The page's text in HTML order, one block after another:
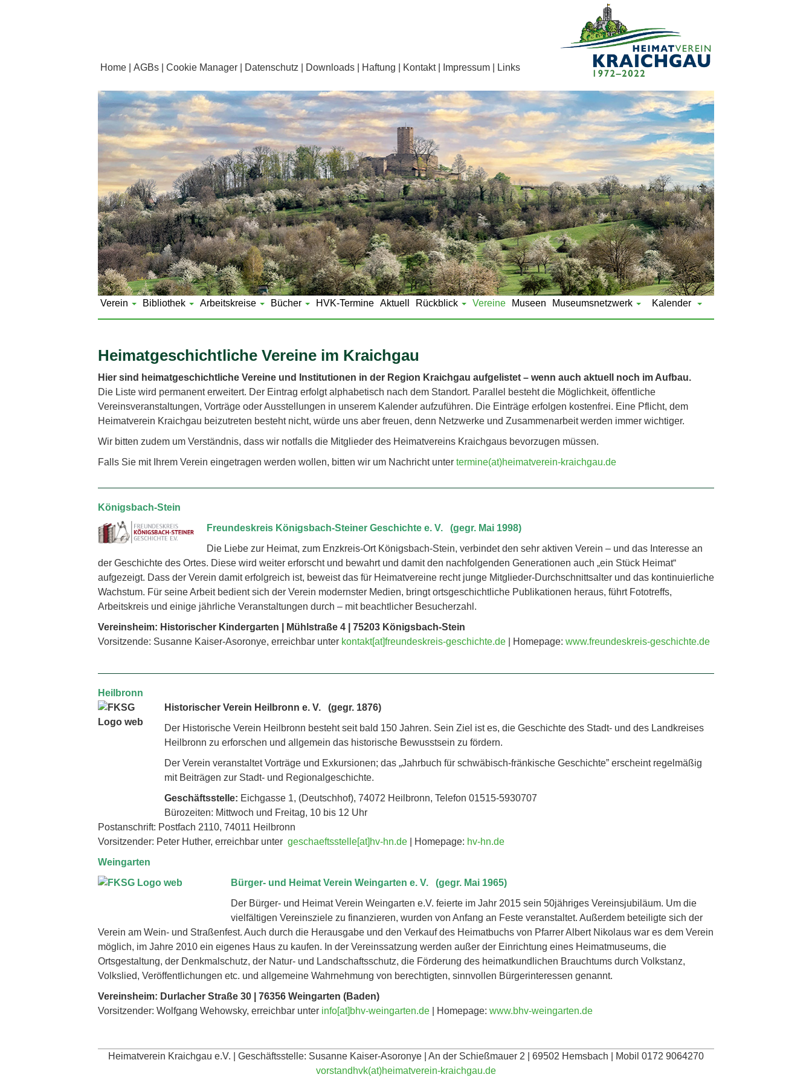
Home AGBs Cookie Manager Datenschutz Downloads Haftung Kontakt Impressum Links
Verein Bibliothek Arbeitskreise Bücher HVK-Termine Aktuell Rückblick Vereine Museen Museumsnetzwerk Kalender
Heimatgeschichtliche Vereine im Kraichgau
Hier sind heimatgeschichtliche Vereine und Institutionen in der Region Kraichgau aufgelistet – wenn auch aktuell noch im Aufbau.
Die Liste wird permanent erweitert. Der Eintrag erfolgt alphabetisch nach dem Standort. Parallel besteht die Möglichkeit, öffentliche
Vereinsveranstaltungen, Vorträge oder Ausstellungen in unserem Kalender aufzuführen. Die Einträge erfolgen kostenfrei. Eine Pflicht, dem
Heimatverein Kraichgau beizutreten besteht nicht, würde uns aber freuen, denn Netzwerke und Zusammenarbeit werden immer wichtiger.
Wir bitten zudem um Verständnis, dass wir notfalls die Mitglieder des Heimatvereins Kraichgaus bevorzugen müssen.
Falls Sie mit Ihrem Verein eingetragen werden wollen, bitten wir um Nachricht unter termine(at)heimatverein-kraichgau.de
Königsbach-Stein
Freundeskreis Königsbach-Steiner Geschichte e. V. (gegr. Mai 1998)
Die Liebe zur Heimat, zum Enzkreis-Ort Königsbach-Stein, verbindet den sehr aktiven Verein – und das Interesse an
der Geschichte des Ortes. Diese wird weiter erforscht und bewahrt und damit den nachfolgenden Generationen auch „ein Stück Heimat“
aufgezeigt. Dass der Verein damit erfolgreich ist, beweist das für Heimatvereine recht junge Mitglieder-Durchschnittsalter und das kontinuierliche
Wachstum. Für seine Arbeit bedient sich der Verein modernster Medien, bringt ortsgeschichtliche Publikationen heraus, führt Fototreffs,
Arbeitskreis und einige jährliche Veranstaltungen durch – mit beachtlicher Besucherzahl.
Vereinsheim: Historischer Kindergarten | Mühlstraße 4 | 75203 Königsbach-Stein
Vorsitzende: Susanne Kaiser-Asoronye, erreichbar unter kontakt[at]freundeskreis-geschichte.de | Homepage: www.freundeskreis-geschichte.de
Heilbronn
Historischer Verein Heilbronn e. V. (gegr. 1876)
Der Historische Verein Heilbronn besteht seit bald 150 Jahren. Sein Ziel ist es, die Geschichte des Stadt- und des Landkreises
Heilbronn zu erforschen und allgemein das historische Bewusstsein zu fördern.
Der Verein veranstaltet Vorträge und Exkursionen; das „Jahrbuch für schwäbisch-fränkische Geschichte” erscheint regelmäßig
mit Beiträgen zur Stadt- und Regionalgeschichte.
Geschäftsstelle: Eichgasse 1, (Deutschhof), 74072 Heilbronn, Telefon 01515-5930707
Bürozeiten: Mittwoch und Freitag, 10 bis 12 Uhr
Postanschrift: Postfach 2110, 74011 Heilbronn
Vorsitzender: Peter Huther, erreichbar unter geschaeftsstelle[at]hv-hn.de | Homepage: hv-hn.de
Weingarten
Bürger- und Heimat Verein Weingarten e. V. (gegr. Mai 1965)
Der Bürger- und Heimat Verein Weingarten e.V. feierte im Jahr 2015 sein 50jähriges Vereinsjubiläum. Um die
vielfältigen Vereinsziele zu finanzieren, wurden von Anfang an Feste veranstaltet. Außerdem beteiligte sich der
Verein am Wein- und Straßenfest. Auch durch die Herausgabe und den Verkauf des Heimatbuchs von Pfarrer Albert Nikolaus war es dem Verein
möglich, im Jahre 2010 ein eigenes Haus zu kaufen. In der Vereinssatzung werden außer der Einrichtung eines Heimatmuseums, die
Ortsgestaltung, der Denkmalschutz, der Natur- und Landschaftsschutz, die Förderung des heimatkundlichen Brauchtums durch Volkstanz,
Volkslied, Veröffentlichungen etc. und allgemeine Wahrnehmung von berechtigten, sinnvollen Bürgerinteressen genannt.
Vereinsheim: Durlacher Straße 30 | 76356 Weingarten (Baden)
Vorsitzender: Wolfgang Wehowsky, erreichbar unter info[at]bhv-weingarten.de | Homepage: www.bhv-weingarten.de
Heimatverein Kraichgau e.V. | Geschäftsstelle: Susanne Kaiser-Asoronye | An der Schießmauer 2 | 69502 Hemsbach | Mobil 0172 9064270
vorstandhvk(at)heimatverein-kraichgau.de